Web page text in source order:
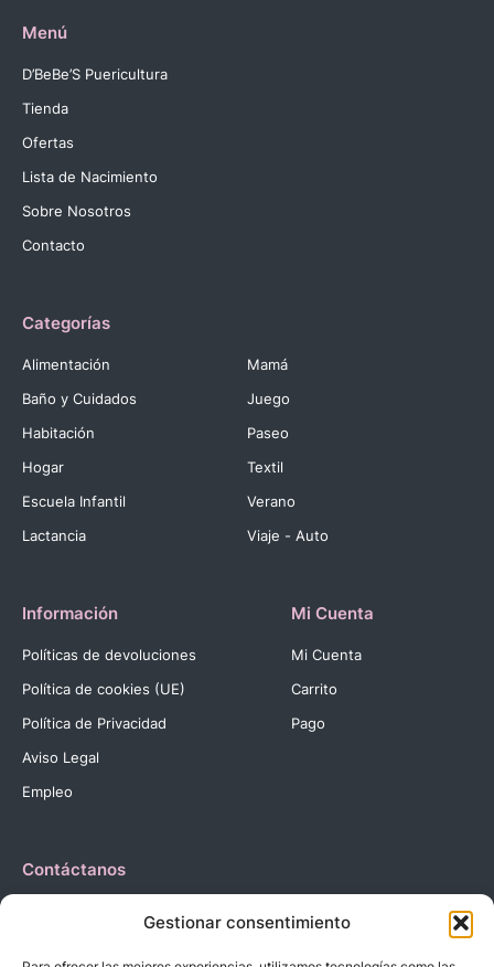
Gestionar consentimiento
Menú
D’BeBe’S Puericultura
Tienda
Ofertas
Lista de Nacimiento
Sobre Nosotros
Contacto
Categorías
Alimentación
Baño y Cuidados
Habitación
Hogar
Escuela Infantil
Lactancia
Mamá
Juego
Paseo
Textil
Verano
Viaje - Auto
Información
Políticas de devoluciones
Política de cookies (UE)
Política de Privacidad
Aviso Legal
Empleo
Mi Cuenta
Mi Cuenta
Carrito
Pago
Contáctanos
C. Reyes Católicos, 27 03420 Castalla Alicante